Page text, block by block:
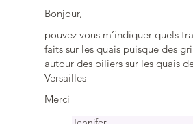
Bonjour,
pouvez vous m’indiquer quels
faits sur les quais puisque des
autour des piliers sur les quais
Versailles
Merci